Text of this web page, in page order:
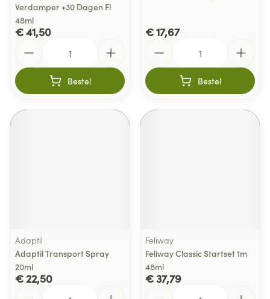
Verdamper +30 Dagen Fl
48ml
€ 41,50
Bestel
€ 17,67
Bestel
Adaptil
Adaptil Transport Spray
20ml
€ 22,50
Feliway
Feliway Classic Startset 1m
48ml
€ 37,79